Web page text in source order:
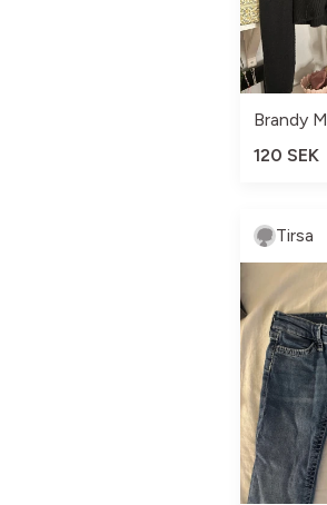
Brandy
120 SEK
Tirsa